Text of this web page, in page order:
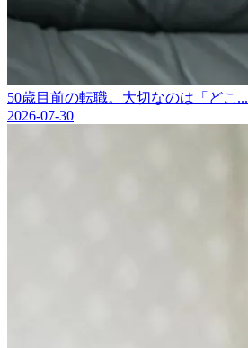
50歳目前の転職。大切なのは「どこ...
2026-07-30